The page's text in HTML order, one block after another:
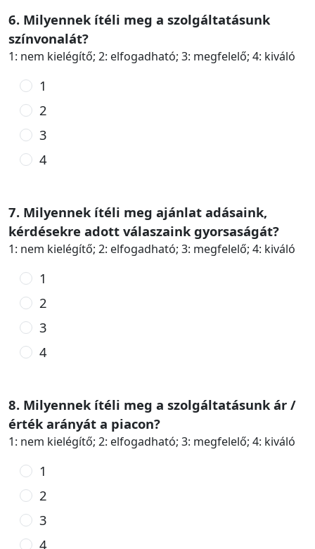
6. Milyennek ítéli meg a szolgáltatásunk
színvonalát?
1: nem kielégítő; 2: elfogadható; 3: megfelelő; 4: kiváló
1
2
3
4
7. Milyennek ítéli meg ajánlat adásaink,
kérdésekre adott válaszaink gyorsaságát?
1: nem kielégítő; 2: elfogadható; 3: megfelelő; 4: kiváló
1
2
3
4
8. Milyennek ítéli meg a szolgáltatásunk ár /
érték arányát a piacon?
1: nem kielégítő; 2: elfogadható; 3: megfelelő; 4: kiváló
1
2
3
4